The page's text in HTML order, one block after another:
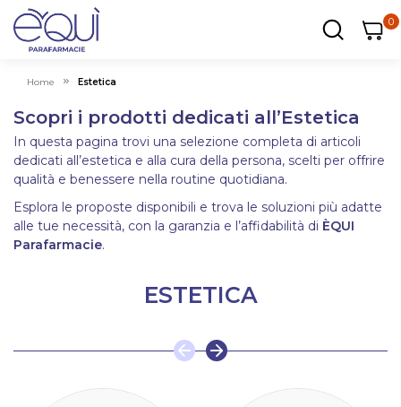
00
Home Estetica
Scopri i prodotti dedicati all’Estetica
In questa pagina trovi una selezione completa di articoli
dedicati all’estetica e alla cura della persona, scelti per offrire
qualità e benessere nella routine quotidiana.
Esplora le proposte disponibili e trova le soluzioni più adatte
alle tue necessità, con la garanzia e l’affidabilità di ÈQUI
Parafarmacie.
ESTETICA